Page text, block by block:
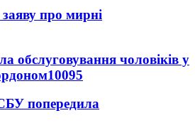
про мирні
обслуговування чоловіків у
10095
попередила